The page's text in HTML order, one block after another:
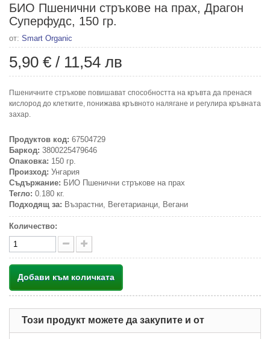
БИО Пшенични стръкове на прах, Драгон
Суперфудс, 150 гр.
от: Smart Organic
5,90 € / 11,54 лв
Пшеничните стръкове повишават способността на кръвта да пренася
кислород до клетките, понижава кръвното налягане и регулира кръвната
захар.
Продуктов код: 67504729
Баркод: 3800225479646
Опаковка: 150 гр.
Произход: Унгария
Съдържание: БИО Пшенични стръкове на прах
Тегло: 0.180 кг.
Подходящ за: Възрастни, Вегетарианци, Вегани
Количество:
Добави към количката
Този продукт можете да закупите и от